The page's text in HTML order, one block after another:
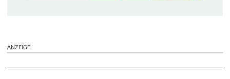
ANZEIGE